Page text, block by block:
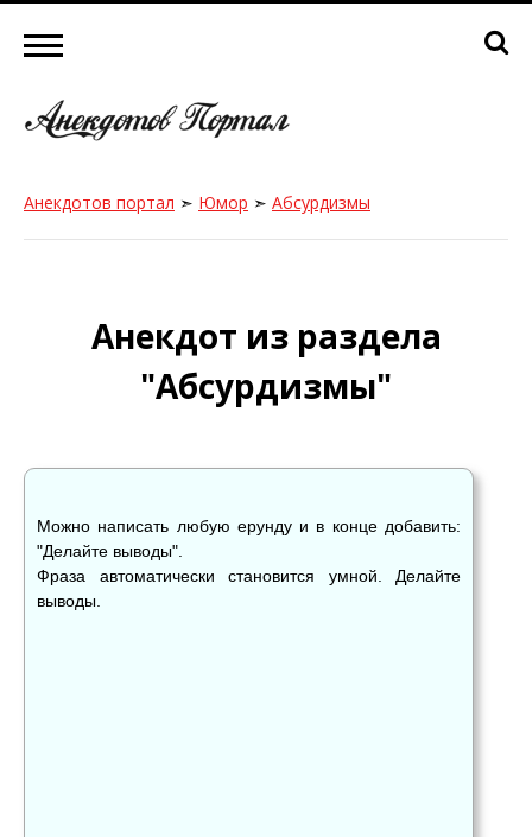
Анекдотов портал ➣ Юмор ➣ Абсурдизмы
Анекдот из раздела
"Абсурдизмы"
Можно написать любую ерунду и в конце добавить:
"Делайте выводы".
Фраза автоматически становится умной. Делайте
выводы.